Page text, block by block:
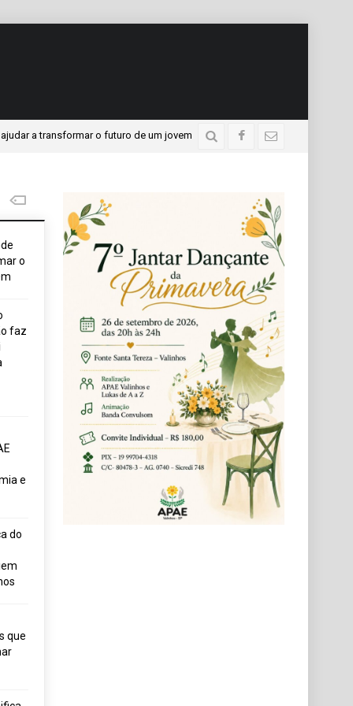
transformar o futuro de um jovem 3 dias atrás APAE presente no
o
faz
e
do
que